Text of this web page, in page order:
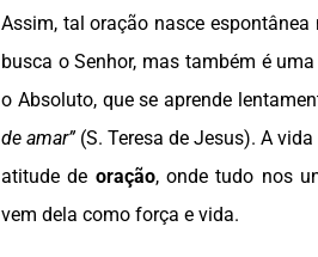
Assim, tal oração nasce
busca o Senhor, mas também é
o Absoluto, que se aprende
de amar”(S. Teresa de Jesus). A
atitude de oração, onde tudo nos
vem dela como força e vida.